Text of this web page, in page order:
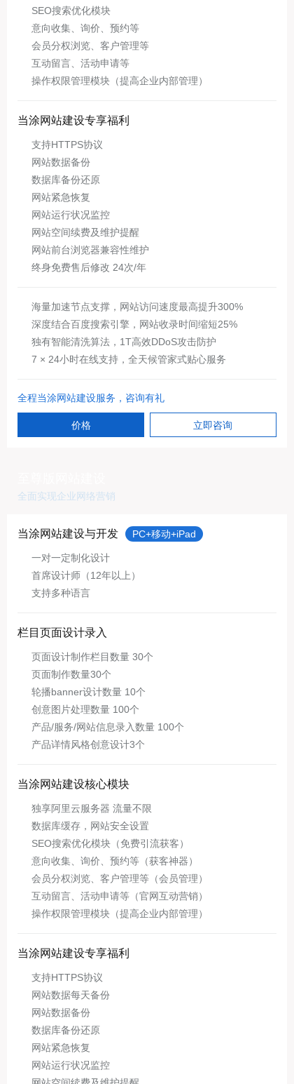
SEO搜索优化模块
意向收集、询价、预约等
会员分权浏览、客户管理等
互动留言、活动申请等
操作权限管理模块（提高企业内部管理）
当涂网站建设专享福利
支持HTTPS协议
网站数据备份
数据库备份还原
网站紧急恢复
网站运行状况监控
网站空间续费及维护提醒
网站前台浏览器兼容性维护
终身免费售后修改 24次/年
海量加速节点支撑，网站访问速度最高提升300%
深度结合百度搜索引擎，网站收录时间缩短25%
独有智能清洗算法，1T高效DDoS攻击防护
7 × 24小时在线支持，全天候管家式贴心服务
全程当涂网站建设服务，咨询有礼
价格 立即咨询
全面实现企业网络营销
当涂网站建设与开发 PC+移动+iPad
一对一定制化设计
首席设计师（12年以上）
支持多种语言
栏目页面设计录入
页面设计制作栏目数量 30个
页面制作数量30个
轮播banner设计数量 10个
创意图片处理数量 100个
产品/服务/网站信息录入数量 100个
产品详情风格创意设计3个
当涂网站建设核心模块
独享阿里云服务器 流量不限
数据库缓存，网站安全设置
SEO搜索优化模块（免费引流获客）
意向收集、询价、预约等（获客神器）
会员分权浏览、客户管理等（会员管理）
互动留言、活动申请等（官网互动营销）
操作权限管理模块（提高企业内部管理）
当涂网站建设专享福利
支持HTTPS协议
网站数据每天备份
网站数据备份
数据库备份还原
网站紧急恢复
网站运行状况监控